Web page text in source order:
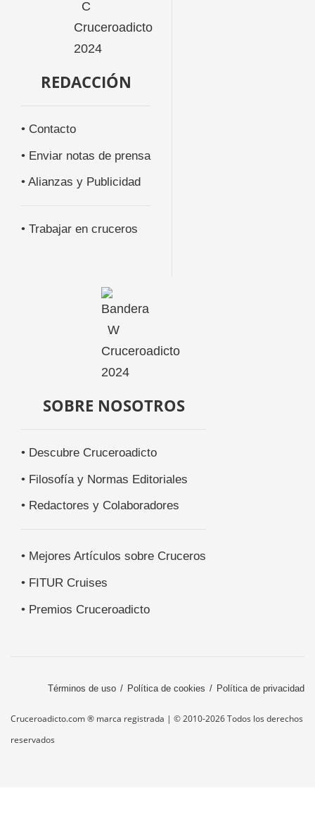
REDACCIÓN
• Contacto
• Enviar notas de prensa
• Alianzas y Publicidad
• Trabajar en cruceros
SOBRE NOSOTROS
• Descubre Cruceroadicto
• Filosofía y Normas Editoriales
• Redactores y Colaboradores
• Mejores Artículos sobre Cruceros
• FITUR Cruises
• Premios Cruceroadicto
Términos de uso Política de cookies Política de privacidad
Cruceroadicto.com ® marca registrada | © 2010-2026 Todos los derechos
reservados